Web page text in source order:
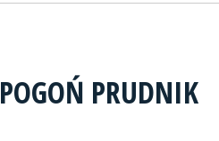
POGOŃ PRUDNIK